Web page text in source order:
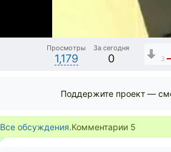
Просмотры
1,179
За сегодня
0 3
Поддержите проект —
Все обсуждения.Комментарии 5